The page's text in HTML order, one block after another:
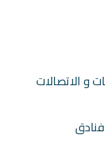
و الاتصالات